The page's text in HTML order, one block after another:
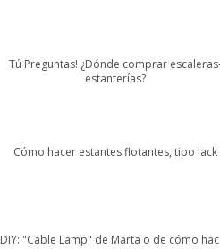
Tú Preguntas! ¿Dónde comprar
estanterías?
Cómo hacer estantes flotantes, tipo lack
DIY: "Cable Lamp" de Marta o de cómo